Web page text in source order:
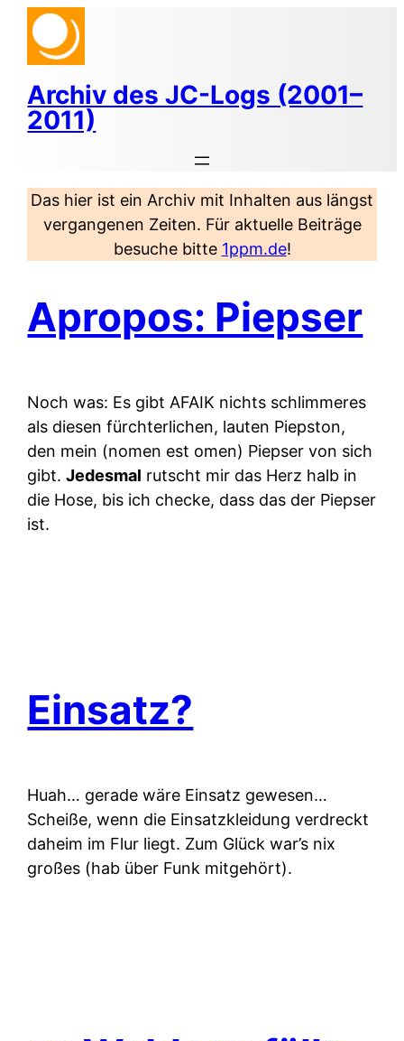
Zum
Inhalt
springen
Archiv des JC-Logs (2001–
2011)
Das hier ist ein Archiv mit Inhalten aus längst
vergangenen Zeiten. Für aktuelle Beiträge
besuche bitte 1ppm.de!
Apropos: Piepser
Noch was: Es gibt AFAIK nichts schlimmeres
als diesen fürchterlichen, lauten Piepston,
den mein (nomen est omen) Piepser von sich
gibt.Jedesmal rutscht mir das Herz halb in
die Hose, bis ich checke, dass das der Piepser
ist.
Einsatz?
Huah… gerade wäre Einsatz gewesen…
Scheiße, wenn die Einsatzkleidung verdreckt
daheim im Flur liegt. Zum Glück war’s nix
großes (hab über Funk mitgehört).